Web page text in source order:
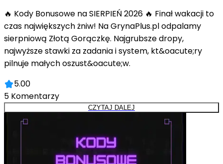
🔥 Kody Bonusowe na SIERPIEŃ 2026 🔥 Finał wakacji to
czas największych żniw! Na GrynaPlus.pl odpalamy
sierpniową Złotą Gorączkę. Najgrubsze dropy,
najwyższe stawki za zadania i system, kt&oacute;ry
pilnuje małych oszust&oacute;w.
5.00
5 Komentarzy
CZYTAJ DALEJ